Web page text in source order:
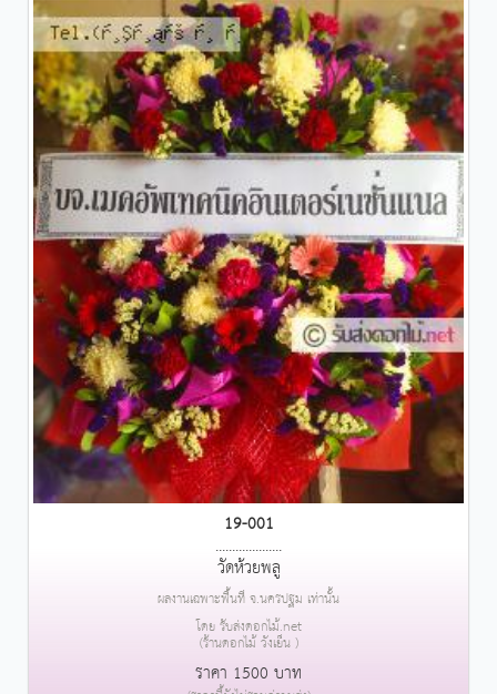
19-001
....................
วัดห้วยพลู
ผลงานเฉพาะพื้นที่ จ.นครปฐม เท่านั้น
โดย รับส่งดอกไม้.net
(ร้านดอกไม้ วังเย็น )
ราคา 1500 บาท